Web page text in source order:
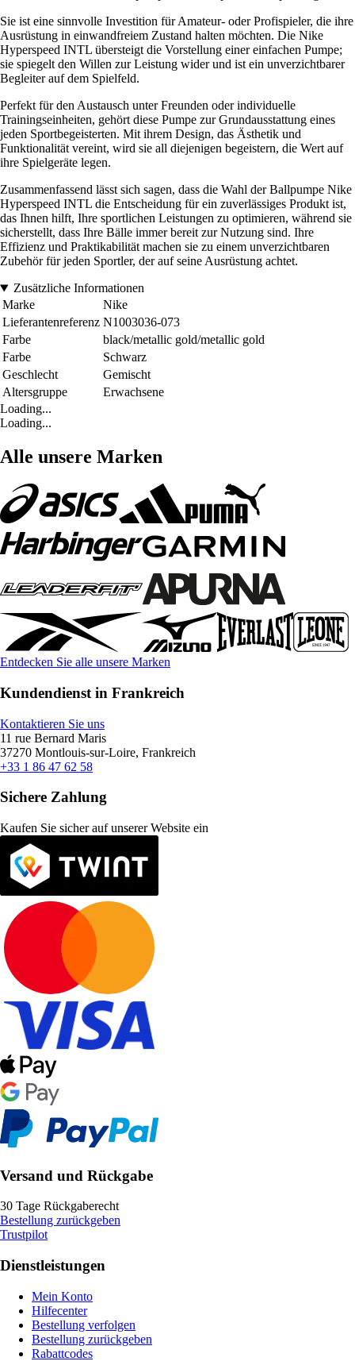
Sie ist eine sinnvolle Investition für Amateur- oder Profispieler, die ihre
Ausrüstung in einwandfreiem Zustand halten möchten. Die Nike
Hyperspeed INTL übersteigt die Vorstellung einer einfachen Pumpe;
sie spiegelt den Willen zur Leistung wider und ist ein unverzichtbarer
Begleiter auf dem Spielfeld.
Perfekt für den Austausch unter Freunden oder individuelle
Trainingseinheiten, gehört diese Pumpe zur Grundausstattung eines
jeden Sportbegeisterten. Mit ihrem Design, das Ästhetik und
Funktionalität vereint, wird sie all diejenigen begeistern, die Wert auf
ihre Spielgeräte legen.
Zusammenfassend lässt sich sagen, dass die Wahl der Ballpumpe Nike
Hyperspeed INTL die Entscheidung für ein zuverlässiges Produkt ist,
das Ihnen hilft, Ihre sportlichen Leistungen zu optimieren, während sie
sicherstellt, dass Ihre Bälle immer bereit zur Nutzung sind. Ihre
Effizienz und Praktikabilität machen sie zu einem unverzichtbaren
Zubehör für jeden Sportler, der auf seine Ausrüstung achtet.
Zusätzliche Informationen
Marke
Nike
Lieferantenreferenz N1003036-073
Farbe
black/metallic gold/metallic gold
Farbe
Schwarz
Geschlecht
Gemischt
Altersgruppe
Erwachsene
Loading...
Loading...
Alle unsere Marken
Entdecken Sie alle unsere Marken
Kundendienst in Frankreich
Kontaktieren Sie uns
11 rue Bernard Maris
37270 Montlouis-sur-Loire, Frankreich
+33 1 86 47 62 58
Sichere Zahlung
Kaufen Sie sicher auf unserer Website ein
Versand und Rückgabe
30 Tage Rückgaberecht
Bestellung zurückgeben
Trustpilot
Dienstleistungen
Mein Konto
Hilfecenter
Bestellung verfolgen
Bestellung zurückgeben
Rabattcodes